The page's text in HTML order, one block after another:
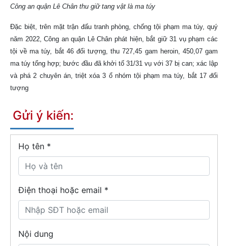
Công an quận Lê Chân thu giữ tang vật là ma túy
Đặc biệt, trên mặt trận đấu tranh phòng, chống tội phạm ma túy, quý
năm 2022, Công an quận Lê Chân phát hiện, bắt giữ 31 vụ phạm các
tội về ma túy, bắt 46 đối tượng, thu 727,45 gam heroin, 450,07 gam
ma túy tổng hợp; bước đầu đã khởi tố 31/31 vụ với 37 bị can; xác lập
và phá 2 chuyên án, triệt xóa 3 ổ nhóm tội phạm ma túy, bắt 17 đối
tượng
Gửi ý kiến:
Họ tên *
Điện thoại hoặc email *
Nội dung